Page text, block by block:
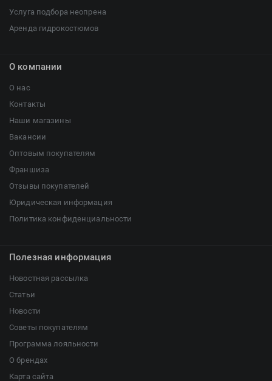
Услуга подбора неопрена
Аренда гидрокостюмов
О компании
О нас
Контакты
Наши магазины
Вакансии
Оптовым покупателям
Франшиза
Отзывы покупателей
Юридическая информация
Политика конфиденциальности
Полезная информация
Новостная рассылка
Статьи
Новости
Советы покупателям
Программа лояльности
О брендах
Карта сайта